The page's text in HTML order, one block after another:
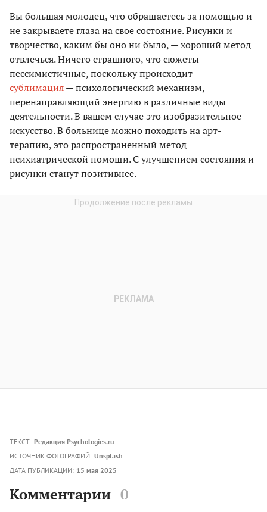
Вы большая молодец, что обращаетесь за помощью и
не закрываете глаза на свое состояние. Рисунки и
творчество, каким бы оно ни было, — хороший метод
отвлечься. Ничего страшного, что сюжеты
пессимистичные, поскольку происходит
сублимация— психологический механизм,
перенаправляющий энергию в различные виды
деятельности. В вашем случае это изобразительное
искусство. В больнице можно походить на арт-
терапию, это распространенный метод
психиатрической помощи. С улучшением состояния и
рисунки станут позитивнее.
ТЕКСТ: Редакция Psychologies.ru
ИСТОЧНИК ФОТОГРАФИЙ: Unsplash
ДАТА ПУБЛИКАЦИИ: 15 мая 2025
Комментарии 0